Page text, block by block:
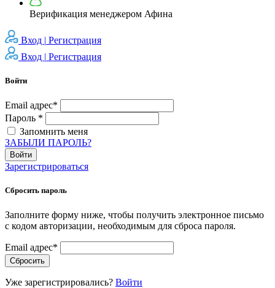
Верификация менеджером Афина
Вход | Регистрация
Вход | Регистрация
Войти
Email адрес*
Пароль *
Запомнить меня
ЗАБЫЛИ ПАРОЛЬ?
Войти
Зарегистрироваться
Сбросить пароль
Заполните форму ниже, чтобы получить электронное письмо
с кодом авторизации, необходимым для сброса пароля.
Email адрес*
Сбросить
Уже зарегистрировались? Войти